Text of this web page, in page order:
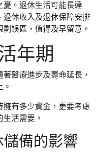
憂。退休生活可能長達
退休收入及退休保障安排
誤區，值得及早留意。
年期
醫療進步及壽命延長，
擁有多少資金，更要考慮
活需要。
備的影響